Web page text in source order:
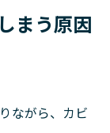
まう原因
ながら、カビ